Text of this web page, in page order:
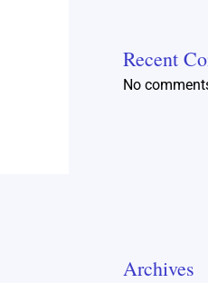
Recent
No
Archives